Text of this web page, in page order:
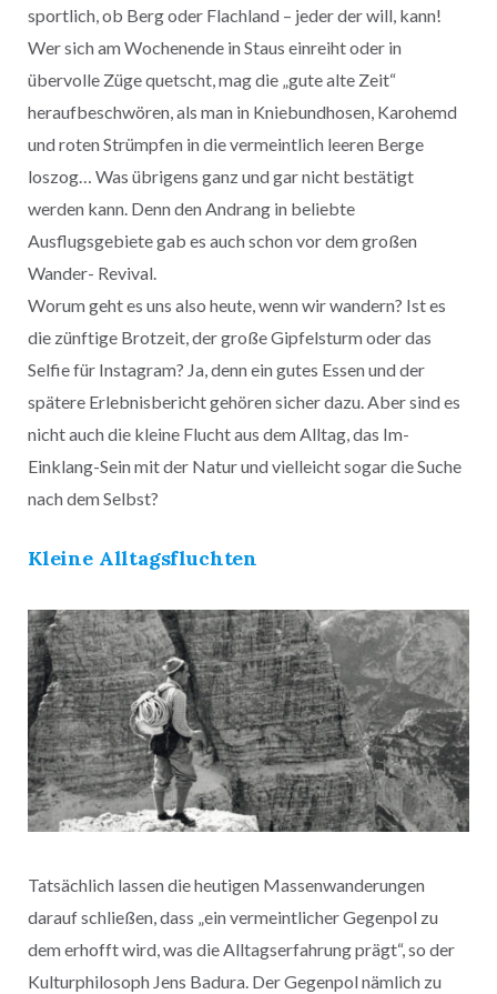
sportlich, ob Berg oder Flachland – jeder der will, kann!
Wer sich am Wochenende in Staus einreiht oder in
übervolle Züge quetscht, mag die „gute alte Zeit“
heraufbeschwören, als man in Kniebundhosen, Karohemd
und roten Strümpfen in die vermeintlich leeren Berge
loszog… Was übrigens ganz und gar nicht bestätigt
werden kann. Denn den Andrang in beliebte
Ausflugsgebiete gab es auch schon vor dem großen
Wander- Revival.
Worum geht es uns also heute, wenn wir wandern? Ist es
die zünftige Brotzeit, der große Gipfelsturm oder das
Selfie für Instagram? Ja, denn ein gutes Essen und der
spätere Erlebnisbericht gehören sicher dazu. Aber sind es
nicht auch die kleine Flucht aus dem Alltag, das Im-
Einklang-Sein mit der Natur und vielleicht sogar die Suche
nach dem Selbst?
Kleine Alltagsfluchten
Tatsächlich lassen die heutigen Massenwanderungen
darauf schließen, dass „ein vermeintlicher Gegenpol zu
dem erhofft wird, was die Alltagserfahrung prägt“, so der
Kulturphilosoph Jens Badura. Der Gegenpol nämlich zu